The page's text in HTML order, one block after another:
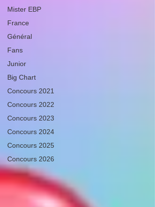
Mister EBP
France
Général
Fans
Junior
Big Chart
Concours 2021
Concours 2022
Concours 2023
Concours 2024
Concours 2025
Concours 2026